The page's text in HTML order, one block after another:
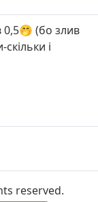
0,5🤭 (бо злив
і
reserved.